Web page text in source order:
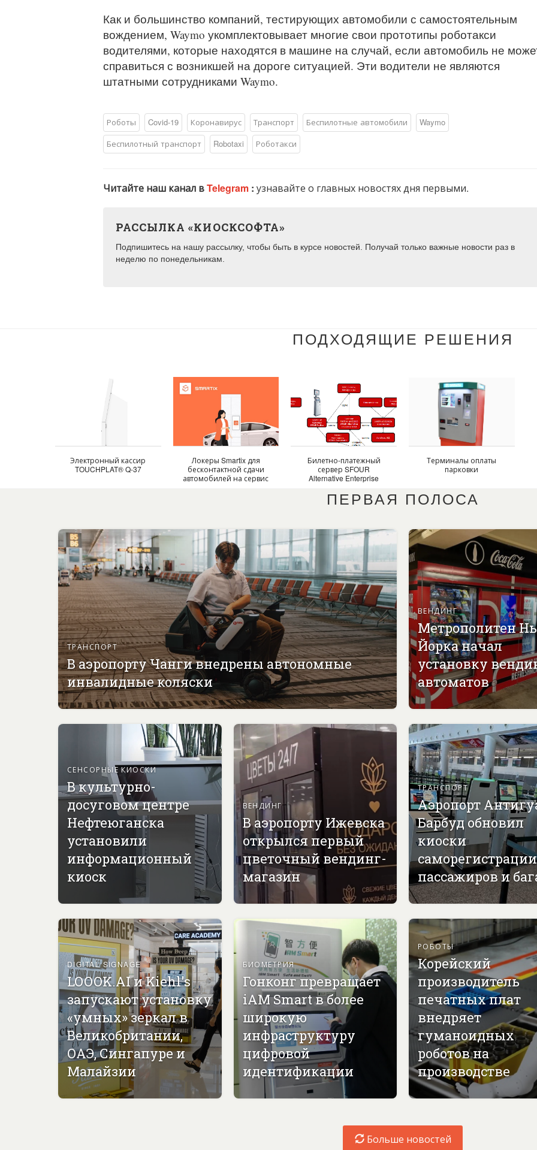
Как и большинство компаний, тестирующих автомобили с самостоятельным
вождением, Waymo укомплектовывает многие свои прототипы роботакси
водителями, которые находятся в машине на случай, если автомобиль не
справиться с возникшей на дороге ситуацией. Эти водители не являются
штатными сотрудниками Waymo.
Роботы Covid-19 Коронавирус Транспорт Беспилотные автомобили
Waymo
Беспилотный транспорт
Robotaxi Роботакси
Читайте наш канал вTelegram : узнавайте о главных новостях дня первыми.
РАССЫЛКА «КИОСКСОФТА»
Подпишитесь на нашу рассылку, чтобы быть в курсе новостей. Получай только важные новости раз в
неделю по понедельникам.
ПОДХОДЯЩИЕ РЕШЕНИЯ
Электронный кассир
TOUCHPLAT® Q-37
Локеры Smartix для
бесконтактной сдачи
автомобилей на сервис
Билетно-платежный
сервер SFOUR
Alternative Enterprise
Терминалы оплаты
парковки
ПЕРВАЯ ПОЛОСА
ТРАНСПОРТ
В аэропорту Чанги внедрены автономные
инвалидные коляски
ВЕНДИНГ
Метрополитен
Йорка начал
установку
автоматов
СЕНСОРНЫЕ КИОСКИ
В культурно-
досуговом центре
Нефтеюганска
установили
информационный
киоск
ВЕНДИНГ
В аэропорту Ижевска
открылся первый
цветочный вендинг-
магазин
ТРАНСПОРТ
Аэропорт
Барбуд обновил
киоски
саморегистрации
пассажиров и
DIGITAL SIGNAGE
LOOOK.AI и Kiehl's
запускают установку
«умных» зеркал в
Великобритании,
ОАЭ, Сингапуре и
Малайзии
БИОМЕТРИЯ
Гонконг превращает
iAM Smart в более
широкую
инфраструктуру
цифровой
идентификации
РОБОТЫ
Корейский
производитель
печатных плат
внедряет
гуманоидных
роботов на
производстве
Больше новостей